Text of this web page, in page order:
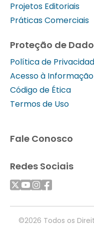
Projetos Editoriais
Práticas Comerciais
Proteção de
Política de
Acesso à Informação
Código de Ética
Termos de Uso
Fale Conosco
Redes Sociais
©2026 Todos os